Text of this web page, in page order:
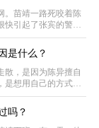
来的陈异，他按住她
去，终于在另一层
。苗靖一路死咬着陈
快引起了张宾的警
异的大腿，刀刃在皮
心里清楚，绝不能
车子箭一般窜了出
路中央的储水罐，车
驶室爬出来，顾不
是什么？
散，是因为陈异擅自
是想用自己的方式保
稳的路。那天夜里，
便早早赶去网吧，
处时，她几乎崩溃
吗？